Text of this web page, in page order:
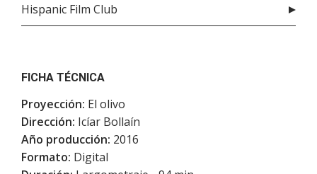
Hispanic Film Club
FICHA TÉCNICA
Proyección: El olivo
Dirección: Icíar Bollaín
Año producción: 2016
Formato: Digital